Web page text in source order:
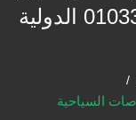
الباصات السياحية - 01033680968 الدولية
السياحية